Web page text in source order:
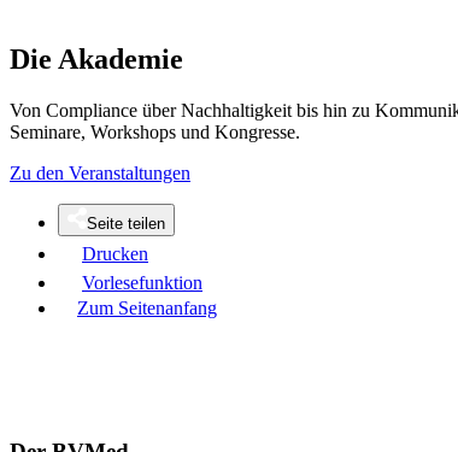
Die Akademie
Von Compliance über Nachhaltigkeit bis hin zu
Seminare, Workshops und Kongresse.
Zu den Veranstaltungen
Seite teilen
Drucken
Vorlesefunktion
Zum Seitenanfang